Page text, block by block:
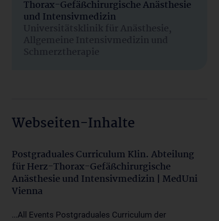
Thorax-Gefäßchirurgische Anästhesie
und Intensivmedizin
Universitätsklinik für Anästhesie,
Allgemeine Intensivmedizin und
Schmerztherapie
Webseiten-Inhalte
Postgraduales Curriculum Klin. Abteilung
für Herz-Thorax-Gefäßchirurgische
Anästhesie und Intensivmedizin | MedUni
Vienna
...All Events Postgraduales Curriculum der